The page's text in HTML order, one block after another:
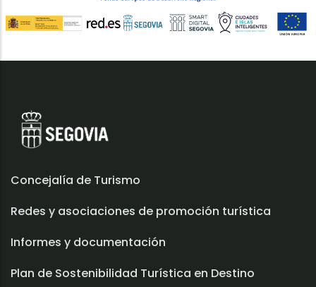
Concejalía de Turismo
Redes y asociaciones de promoción turística
Informes y documentación
Plan de Sostenibilidad Turística en Destino